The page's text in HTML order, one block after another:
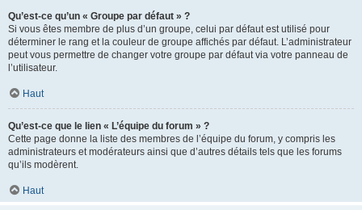
Qu’est-ce qu’un « Groupe par défaut » ?
Si vous êtes membre de plus d’un groupe, celui par défaut est utilisé pour
déterminer le rang et la couleur de groupe affichés par défaut. L’administrateur
peut vous permettre de changer votre groupe par défaut via votre panneau de
l’utilisateur.
Haut
Qu’est-ce que le lien « L’équipe du forum » ?
Cette page donne la liste des membres de l’équipe du forum, y compris les
administrateurs et modérateurs ainsi que d’autres détails tels que les forums
qu’ils modèrent.
Haut